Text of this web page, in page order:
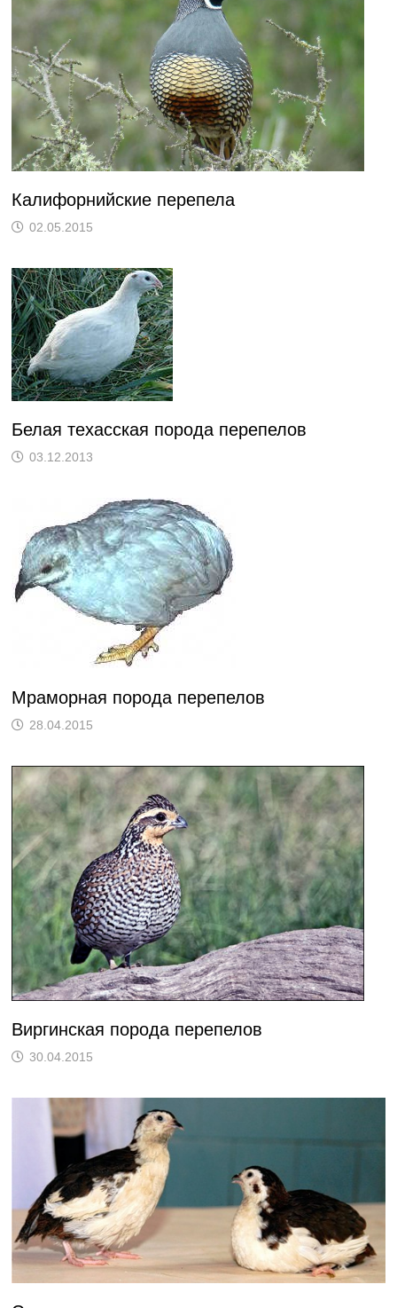
Калифорнийские перепела
02.05.2015
Белая техасская порода перепелов
03.12.2013
Мраморная порода перепелов
28.04.2015
Виргинская порода перепелов
30.04.2015